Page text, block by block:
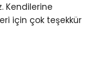
Kendilerine
için çok teşekkür